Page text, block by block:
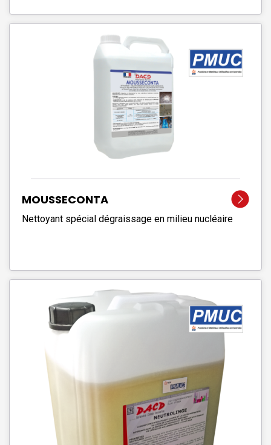
MOUSSECONTA
Nettoyant spécial dégraissage en milieu nucléaire